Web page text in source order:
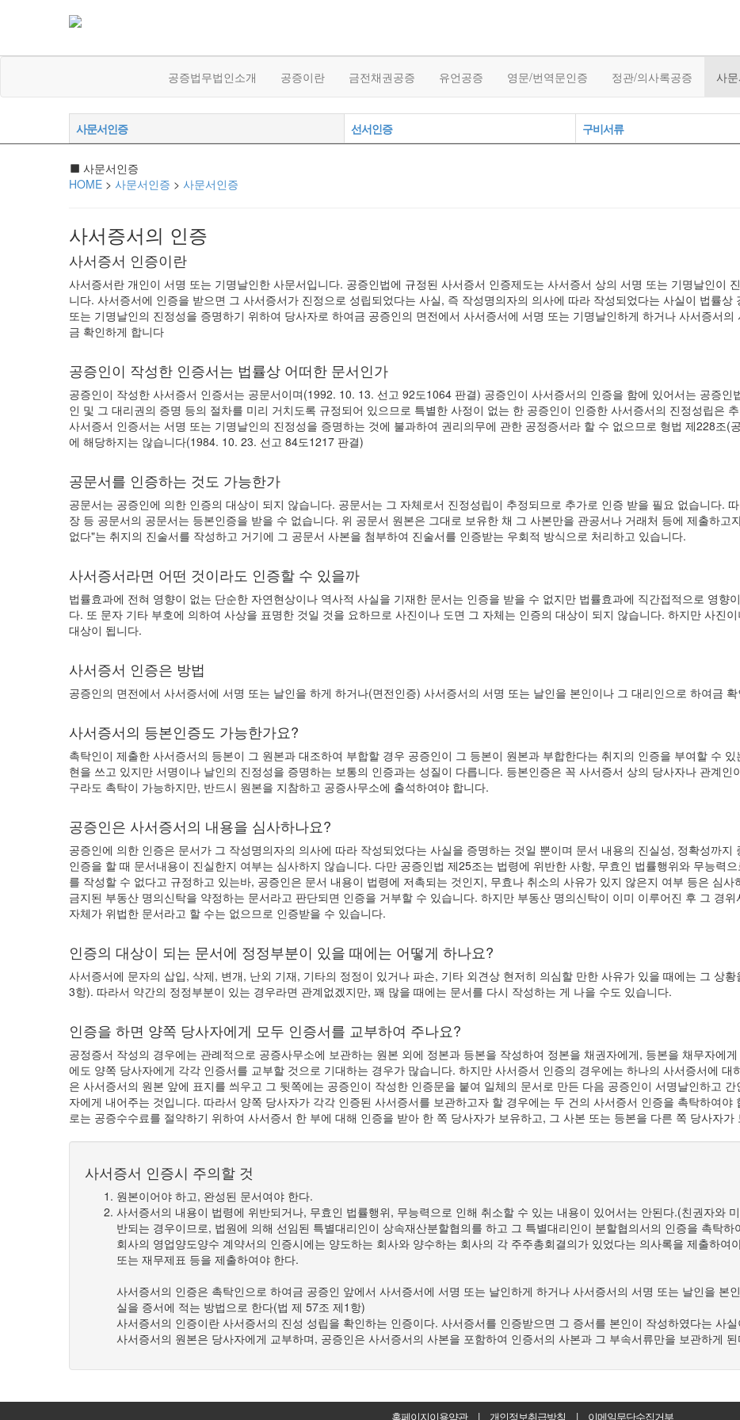
공증법무법인소개 공증이란 금전채권공증 유언공증 영문/번역문인증 정관/의사록공증 사
사문서인증 선서인증 구비서류
사문서인증
HOME > 사문서인증 > 사문서인증
사서증서의 인증
사서증서 인증이란
사서증서란 개인이 서명 또는 기명날인한 사문서입니다. 공증인법에 규정된 사서증서 인증제도는 사서증서 상의 서명 또는 기명날인이
니다. 사서증서에 인증을 받으면 그 사서증서가 진정으로 성립되었다는 사실, 즉 작성명의자의 의사에 따라 작성되었다는 사실이 법률
또는 기명날인의 진정성을 증명하기 위하여 당사자로 하여금 공증인의 면전에서 사서증서에 서명 또는 기명날인하게 하거나 사서증서
금 확인하게 합니다
공증인이 작성한 인증서는 법률상 어떠한 문서인가
공증인이 작성한 사서증서 인증서는 공문서이며(1992. 10. 13. 선고 92도1064 판결) 공증인이 사서증서의 인증을 함에 있어서는 공증
인 및 그 대리권의 증명 등의 절차를 미리 거치도록 규정되어 있으므로 특별한 사정이 없는 한 공증인이 인증한 사서증서의 진정성립은
사서증서 인증서는 서명 또는 기명날인의 진정성을 증명하는 것에 불과하여 권리의무에 관한 공정증서라 할 수 없으므로 형법 제228조(
에 해당하지는 않습니다(1984. 10. 23. 선고 84도1217 판결)
공문서를 인증하는 것도 가능한가
공문서는 공증인에 의한 인증의 대상이 되지 않습니다. 공문서는 그 자체로서 진정성립이 추정되므로 추가로 인증 받을 필요 없습니다.
장 등 공문서의 공문서는 등본인증을 받을 수 없습니다. 위 공문서 원본은 그대로 보유한 채 그 사본만을 관공서나 거래처 등에 제출하고
없다"는 취지의 진술서를 작성하고 거기에 그 공문서 사본을 첨부하여 진술서를 인증받는 우회적 방식으로 처리하고 있습니다.
사서증서라면 어떤 것이라도 인증할 수 있을까
법률효과에 전혀 영향이 없는 단순한 자연현상이나 역사적 사실을 기재한 문서는 인증을 받을 수 없지만 법률효과에 직간접적으로 영향
다. 또 문자 기타 부호에 의하여 사상을 표명한 것일 것을 요하므로 사진이나 도면 그 자체는 인증의 대상이 되지 않습니다. 하지만 사진
대상이 됩니다.
사서증서 인증은 방법
공증인의 면전에서 사서증서에 서명 또는 날인을 하게 하거나(면전인증) 사서증서의 서명 또는 날인을 본인이나 그 대리인으로 하여금
사서증서의 등본인증도 가능한가요?
촉탁인이 제출한 사서증서의 등본이 그 원본과 대조하여 부합할 경우 공증인이 그 등본이 원본과 부합한다는 취지의 인증을 부여할 수
현을 쓰고 있지만 서명이나 날인의 진정성을 증명하는 보통의 인증과는 성질이 다릅니다. 등본인증은 꼭 사서증서 상의 당사자나 관계
구라도 촉탁이 가능하지만, 반드시 원본을 지참하고 공증사무소에 출석하여야 합니다.
공증인은 사서증서의 내용을 심사하나요?
공증인에 의한 인증은 문서가 그 작성명의자의 의사에 따라 작성되었다는 사실을 증명하는 것일 뿐이며 문서 내용의 진실성, 정확성까
인증을 할 때 문서내용이 진실한지 여부는 심사하지 않습니다. 다만 공증인법 제25조는 법령에 위반한 사항, 무효인 법률행위와 무능력
를 작성할 수 없다고 규정하고 있는바, 공증인은 문서 내용이 법령에 저촉되는 것인지, 무효나 취소의 사유가 있지 않은지 여부 등은 심
금지된 부동산 명의신탁을 약정하는 문서라고 판단되면 인증을 거부할 수 있습니다. 하지만 부동산 명의신탁이 이미 이루어진 후 그 경
자체가 위법한 문서라고 할 수는 없으므로 인증받을 수 있습니다.
인증의 대상이 되는 문서에 정정부분이 있을 때에는 어떻게 하나요?
사서증서에 문자의 삽입, 삭제, 변개, 난외 기재, 기타의 정정이 있거나 파손, 기타 외견상 현저히 의심할 만한 사유가 있을 때에는 그 상
3항). 따라서 약간의 정정부분이 있는 경우라면 관계없겠지만, 꽤 많을 때에는 문서를 다시 작성하는 게 나을 수도 있습니다.
인증을 하면 양쪽 당사자에게 모두 인증서를 교부하여 주나요?
공정증서 작성의 경우에는 관례적으로 공증사무소에 보관하는 원본 외에 정본과 등본을 작성하여 정본을 채권자에게, 등본을 채무자에
에도 양쪽 당사자에게 각각 인증서를 교부할 것으로 기대하는 경우가 많습니다. 하지만 사서증서 인증의 경우에는 하나의 사서증서에
은 사서증서의 원본 앞에 표지를 씌우고 그 뒷쪽에는 공증인이 작성한 인증문을 붙여 일체의 문서로 만든 다음 공증인이 서명날인하고
자에게 내어주는 것입니다. 따라서 양쪽 당사자가 각각 인증된 사서증서를 보관하고자 할 경우에는 두 건의 사서증서 인증을 촉탁하여
로는 공증수수료를 절약하기 위하여 사서증서 한 부에 대해 인증을 받아 한 쪽 당사자가 보유하고, 그 사본 또는 등본을 다른 쪽 당사자
사서증서 인증시 주의할 것
원본이어야 하고, 완성된 문서여야 한다.
사서증서의 내용이 법령에 위반되거나, 무효인 법률행위, 무능력으로 인해 취소할 수 있는 내용이 있어서는 안된다.(친권자와
반되는 경우이므로, 법원에 의해 선임된 특별대리인이 상속재산분할협의를 하고 그 특별대리인이 분할협의서의 인증을 촉탁하
회사의 영업양도양수 계약서의 인증시에는 양도하는 회사와 양수하는 회사의 각 주주총회결의가 있었다는 의사록을 제출하여
또는 재무제표 등을 제출하여야 한다.
사서증서의 인증은 촉탁인으로 하여금 공증인 앞에서 사서증서에 서명 또는 날인하게 하거나 사서증서의 서명 또는 날인을 본
실을 증서에 적는 방법으로 한다(법 제 57조 제1항)
사서증서의 인증이란 사서증서의 진성 성립을 확인하는 인증이다. 사서증서를 인증받으면 그 증서를 본인이 작성하였다는 사
사서증서의 원본은 당사자에게 교부하며, 공증인은 사서증서의 사본을 포함하여 인증서의 사본과 그 부속서류만을 보관하게 된
홈페이지이용약관 | 개인정보취급방침 | 이메일무단수집거부